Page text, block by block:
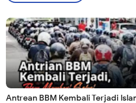
Antrean BBM Kembali Terjadi